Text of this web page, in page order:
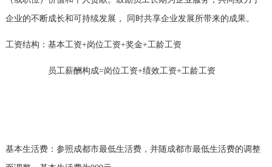
企业的不断成长和可持续发展， 同时共享企业发展所带来的成果。
工资结构：基本工资+岗位工资+奖金+工龄工资
员工薪酬构成=岗位工资+绩效工资+工龄工资
基本生活费：参照成都市最低生活费，并随成都市最低生活费的调整